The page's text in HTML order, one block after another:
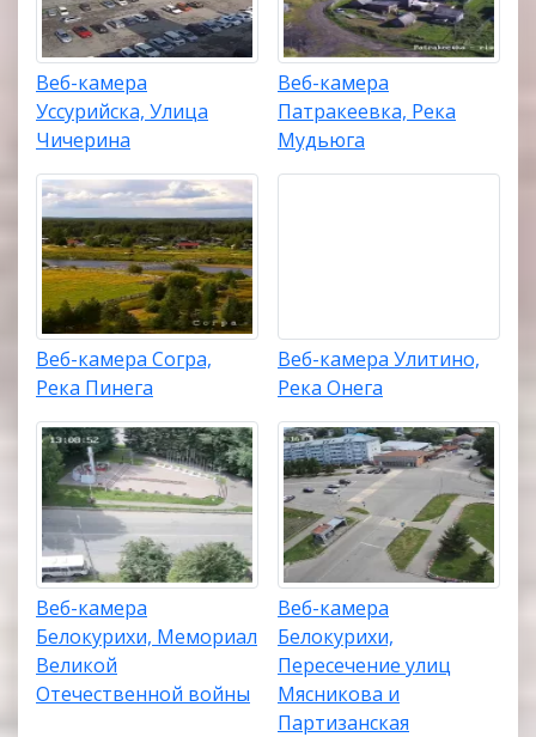
Веб-камера
Уссурийска, Улица
Чичерина
Веб-камера
Патракеевка, Река
Мудьюга
Веб-камера Согра,
Река Пинега
Веб-камера Улитино,
Река Онега
Веб-камера
Белокурихи, Мемориал
Великой
Отечественной войны
Веб-камера
Белокурихи,
Пересечение улиц
Мясникова и
Партизанская